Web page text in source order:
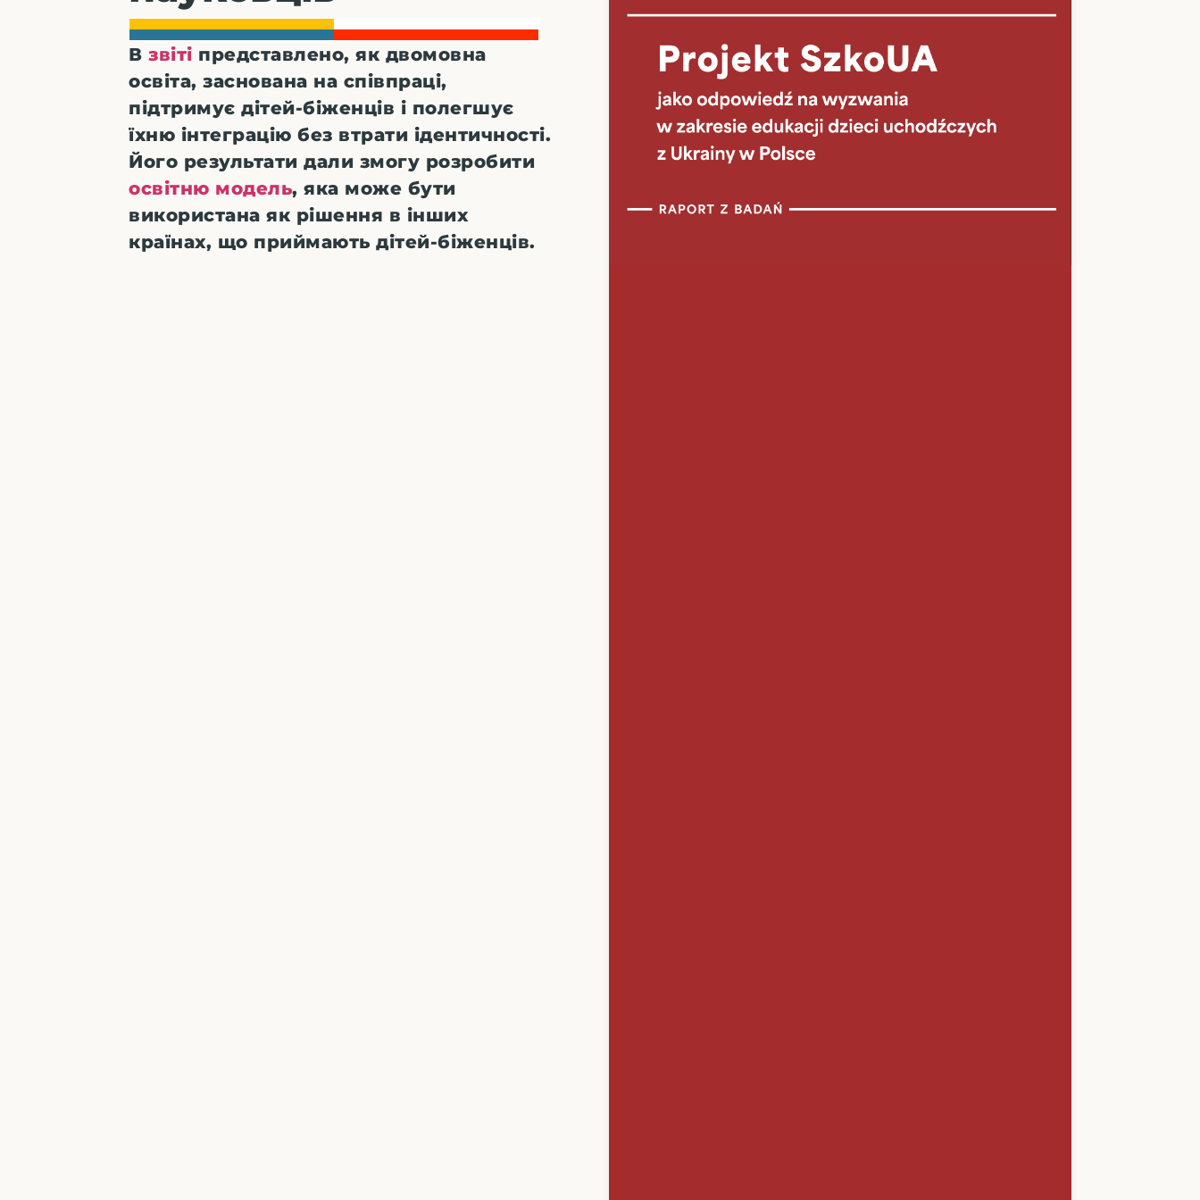
Взвіті представлено, як двомовна
освіта, заснована на співпраці,
підтримує дітей-біженців і полегшує
їхню інтеграцію без втрати ідентичності.
Його результати дали змогу розробити
освітню модель, яка може бути
використана як рішення в інших
країнах, що приймають дітей-біженців.